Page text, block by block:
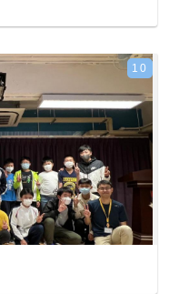
10